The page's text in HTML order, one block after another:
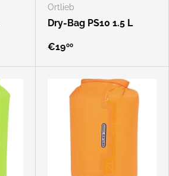
Ortlieb
Dry-Bag PS10 1.5 L
€1900